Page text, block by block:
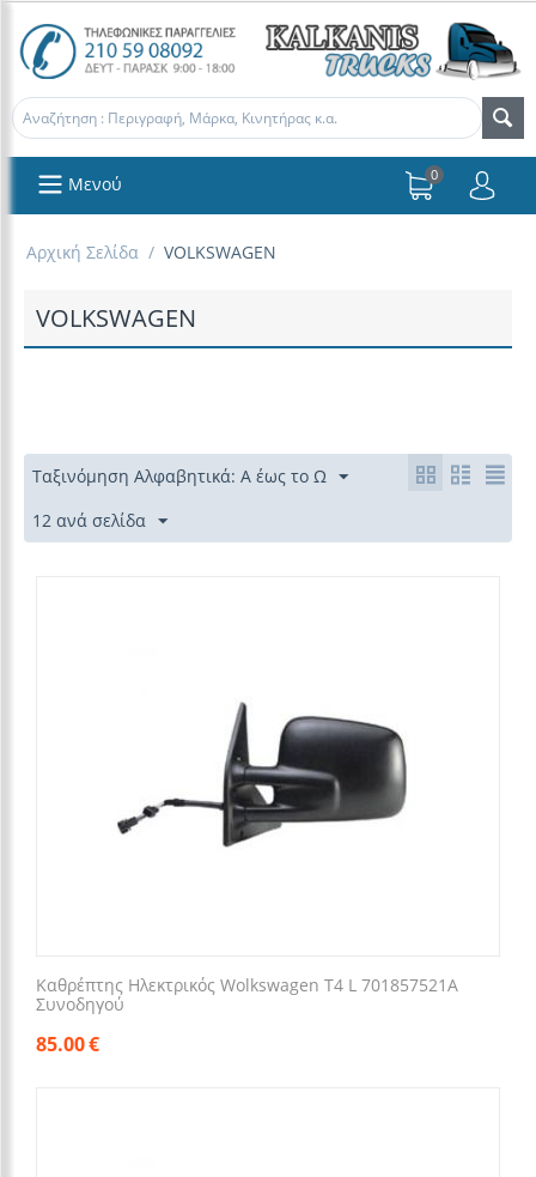
Μενού 0
Αρχική Σελίδα / VOLKSWAGEN
VOLKSWAGEN
Ταξινόμηση Αλφαβητικά: Α έως το Ω
12 ανά σελίδα
Καθρέπτης Ηλεκτρικός Wolkswagen T4 L 701857521A
Συνοδηγού
85.00€